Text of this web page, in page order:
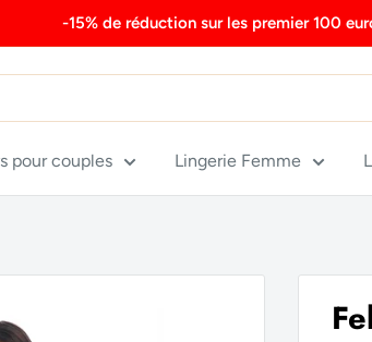
-15% de réduction sur les premier 100
pour couples Lingerie Femme